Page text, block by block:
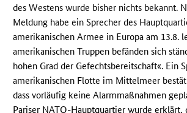
des Westens wurde bisher nichts bekannt.
Meldung habe ein Sprecher des
amerikanischen Armee in Europa am 13.8.
amerikanischen Truppen befänden sich
hohen Grad der Gefechtsbereitschaft«. Ein
amerikanischen Flotte im Mittelmeer
dass vorläufig keine Alarmmaßnahmen
Pariser NATO-Hauptquartier wurde erklärt,